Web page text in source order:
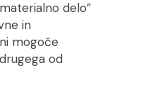
delo”
in
mogoče
od